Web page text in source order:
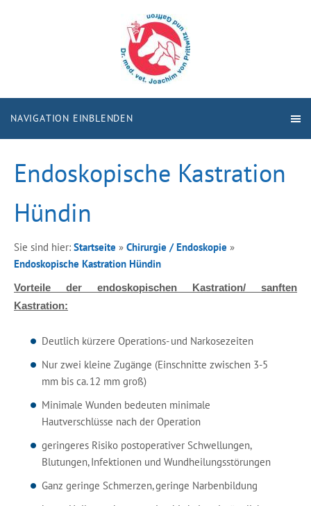
NAVIGATION EINBLENDEN
Endoskopische Kastration
Hündin
Sie sind hier: Startseite » Chirurgie / Endoskopie »
Endoskopische Kastration Hündin
Vorteile der endoskopischen Kastration/ sanften
Kastration:
Deutlich kürzere Operations- und Narkosezeiten
Nur zwei kleine Zugänge (Einschnitte zwischen 3-5
mm bis ca. 12 mm groß)
Minimale Wunden bedeuten minimale
Hautverschlüsse nach der Operation
geringeres Risiko postoperativer Schwellungen,
Blutungen, Infektionen und Wundheilungsstörungen
Ganz geringe Schmerzen, geringe Narbenbildung